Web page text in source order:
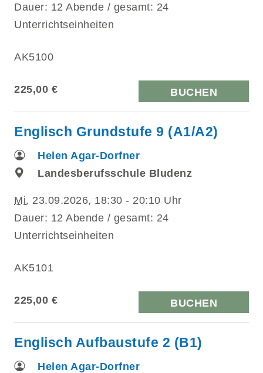
Dauer: 12 Abende / gesamt: 24
Unterrichtseinheiten
AK5100
225,00 € BUCHEN
Englisch Grundstufe 9 (A1/A2)
Helen Agar-Dorfner
Landesberufsschule Bludenz
Mi. 23.09.2026, 18:30 - 20:10 Uhr
Dauer: 12 Abende / gesamt: 24
Unterrichtseinheiten
AK5101
225,00 € BUCHEN
Englisch Aufbaustufe 2 (B1)
Helen Agar-Dorfner